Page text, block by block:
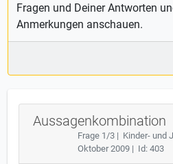
Fragen und Deiner Antworten
Anmerkungen anschauen.
Aussagenkombination
Frage 1/3 | Kinder- und
Oktober 2009 | Id: 403